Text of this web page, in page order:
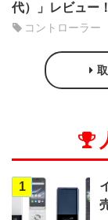
代）」レビュー！
コントローラー
1